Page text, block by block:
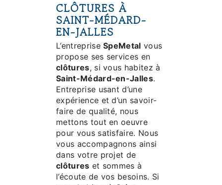
CLÔTURES À
SAINT-MÉDARD-
EN-JALLES
L’entrepriseSpeMetal vous
propose ses services en
clôtures, si vous habitez à
Saint-Médard-en-Jalles.
Entreprise usant d’une
expérience et d’un savoir-
faire de qualité, nous
mettons tout en oeuvre
pour vous satisfaire. Nous
vous accompagnons ainsi
dans votre projet de
clôtures et sommes à
l’écoute de vos besoins. Si